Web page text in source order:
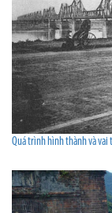
Quá trình hình thành và